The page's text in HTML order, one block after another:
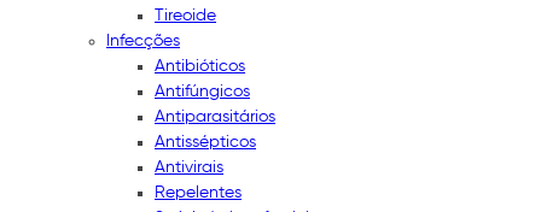
Tireoide
Infecções
Antibióticos
Antifúngicos
Antiparasitários
Antissépticos
Antivirais
Repelentes